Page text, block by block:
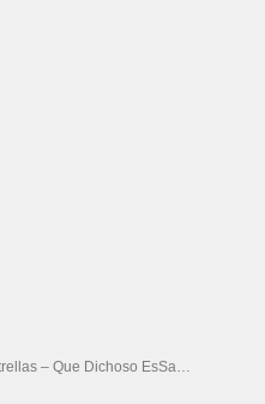
– Que Dichoso EsSa…